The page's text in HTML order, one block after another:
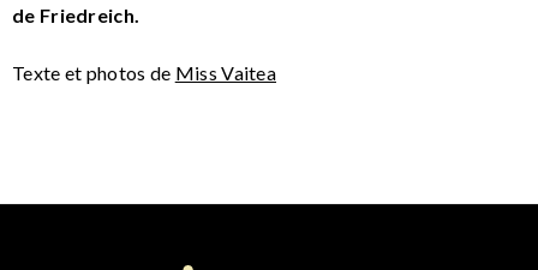
de Friedreich.
Texte et photos de Miss Vaitea